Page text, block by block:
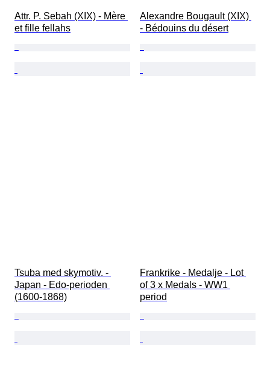
Attr. P. Sebah (XIX) - Mère
et fille fellahs
Alexandre Bougault (XIX)
- Bédouins du désert
Tsuba med skymotiv. -
Japan - Edo-perioden
(1600-1868)
Frankrike - Medalje - Lot
of 3 x Medals - WW1
period